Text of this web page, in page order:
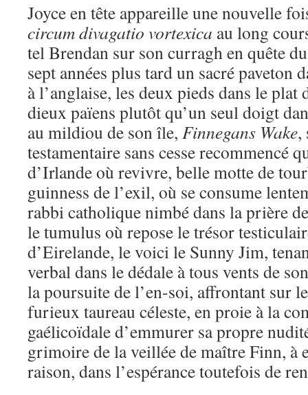
Joyce en tête appareille une nouvelle
circum divagatio vortexica au long
tel Brendan sur son curragh en quête
sept années plus tard un sacré paveton
à l’anglaise, les deux pieds dans le
dieux païens plutôt qu’un seul doigt
au mildiou de son île, Finnegans Wake,
testamentaire sans cesse recommencé
d’Irlande où revivre, belle motte de
guinness de l’exil, où se consume
rabbi catholique nimbé dans la prière
le tumulus où repose le trésor
d’Eirelande, le voici le Sunny Jim,
verbal dans le dédale à tous vents de
la poursuite de l’en-soi, affrontant sur
furieux taureau céleste, en proie à la
gaélicoïdale d’emmurer sa propre
grimoire de la veillée de maître Finn, à
raison, dans l’espérance toutefois de